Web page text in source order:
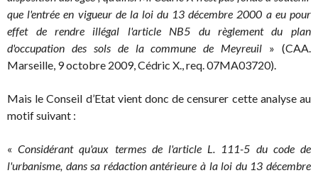
que l'entrée en vigueur de la loi du 13 décembre 2000 a eu pour
effet de rendre illégal l'article NB5 du règlement du plan
d'occupation des sols de la commune de Meyreuil » (CAA.
Marseille, 9 octobre 2009, Cédric X., req. 07MA03720).
Mais le Conseil d’Etat vient donc de censurer cette analyse au
motif suivant :
«Considérant qu'aux termes de l'article L. 111-5 du code de
l'urbanisme, dans sa rédaction antérieure à la loi du 13 décembre